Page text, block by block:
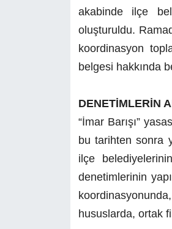
akabinde ilçe
oluşturuldu.
koordinasyon
belgesi hakkında
DENETİMLERİN
“İmar Barışı”
bu tarihten sonra
ilçe
denetimlerinin
hususlarda, ortak